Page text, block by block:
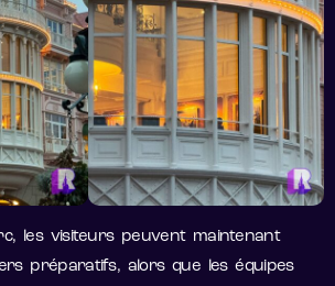
les visiteurs peuvent maintenant
préparatifs, alors que les équipes